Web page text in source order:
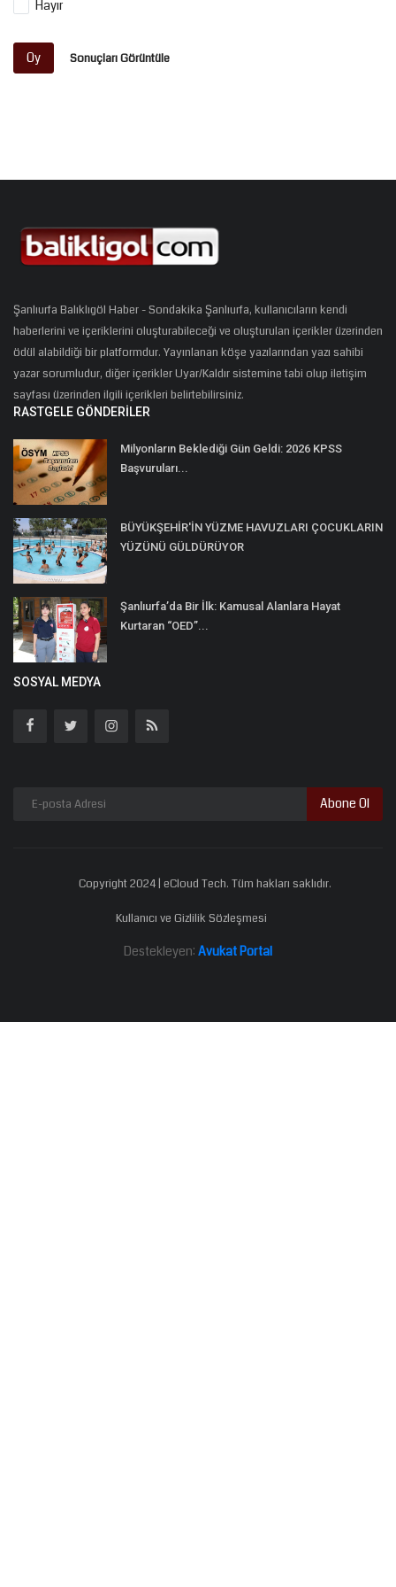
Hayır
Oy Sonuçları Görüntüle
Şanlıurfa Balıklıgöl Haber - Sondakika Şanlıurfa, kullanıcıların kendi
haberlerini ve içeriklerini oluşturabileceği ve oluşturulan içerikler üzerinden
ödül alabildiği bir platformdur. Yayınlanan köşe yazılarından yazı sahibi
yazar sorumludur, diğer içerikler Uyar/Kaldır sistemine tabi olup iletişim
sayfası üzerinden ilgili içerikleri belirtebilirsiniz.
RASTGELE GÖNDERILER
Milyonların Beklediği Gün Geldi: 2026 KPSS
Başvuruları...
BÜYÜKŞEHİR'İN YÜZME HAVUZLARI ÇOCUKLARIN
YÜZÜNÜ GÜLDÜRÜYOR
Şanlıurfa’da Bir İlk: Kamusal Alanlara Hayat
Kurtaran “OED”...
SOSYAL MEDYA
Abone Ol
Copyright 2024 | eCloud Tech. Tüm hakları saklıdır.
Kullanıcı ve Gizlilik Sözleşmesi
Destekleyen: Avukat Portal